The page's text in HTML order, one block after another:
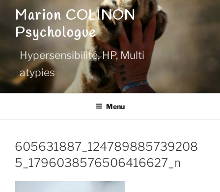
contenu
Marion COLINON
Psychologue
Hypersensibilité, HP, Multi
atypies
Menu
605631887_124789885739208
5_1796038576506416627_n